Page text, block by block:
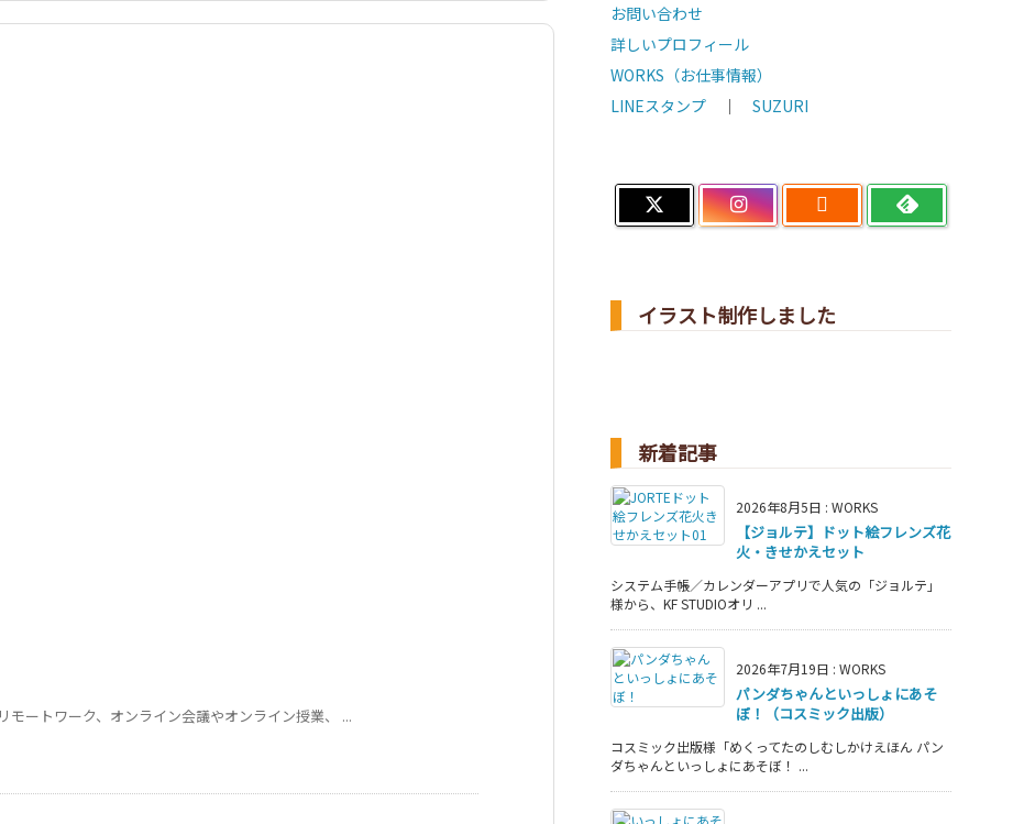
モートワーク、オンライン会議やオンライン授業、 ...
お問い合わせ
詳しいプロフィール
WORKS（お仕事情報）
LINEスタンプ ｜ SUZURI

イラスト制作しました
新着記事
2026年8月5日 : WORKS
【ジョルテ】ドット絵フレンズ花
火・きせかえセット
システム手帳／カレンダーアプリで人気の「ジョルテ」
様から、KF STUDIOオリ ...
2026年7月19日 : WORKS
パンダちゃんといっしょにあそ
ぼ！（コスミック出版）
コスミック出版様「めくってたのしむしかけえほん パン
ダちゃんといっしょにあそぼ！ ...